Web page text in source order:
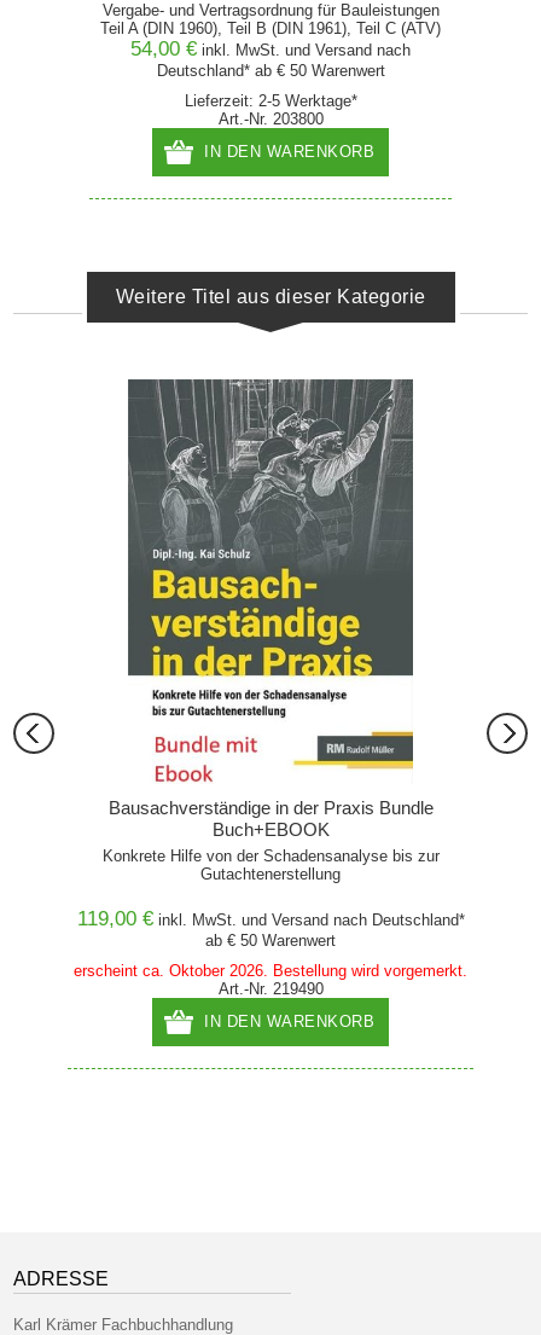
Vergabe- und Vertragsordnung für Bauleistungen
Teil A (DIN 1960), Teil B (DIN 1961), Teil C (ATV)
54,00 € inkl. MwSt. und Versand nach
Deutschland* ab € 50 Warenwert
Lieferzeit: 2-5 Werktage*
Art.-Nr. 203800
IN DEN WARENKORB
Weitere Titel aus dieser Kategorie
Bausachverständige in der Praxis Bundle
Buch+EBOOK
Konkrete Hilfe von der Schadensanalyse bis zur
Gutachtenerstellung
119,00 € inkl. MwSt. und Versandnach Deutschland*
ab € 50 Warenwert
erscheint ca. Oktober 2026. Bestellung wird vorgemerkt.
Art.-Nr. 219490
IN DEN WARENKORB
ADRESSE
Karl Krämer Fachbuchhandlung